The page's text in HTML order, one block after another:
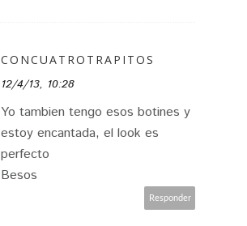
CONCUATROTRAPITOS
12/4/13, 10:28
Yo tambien tengo esos botines y
estoy encantada, el look es
perfecto
Besos
Responder